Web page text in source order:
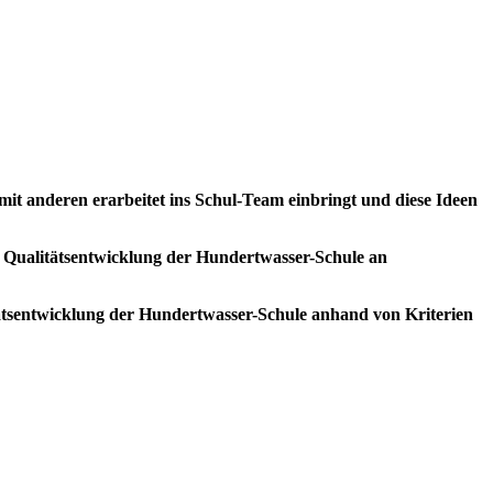
anderen erarbeitet ins Schul-Team einbringt und diese Ideen
der Hundertwasser-Schule an
der Hundertwasser-Schule anhand von Kriterien